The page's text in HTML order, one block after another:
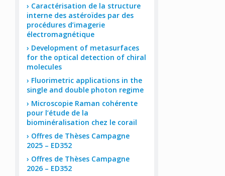
Caractérisation de la structure
interne des astéroïdes par des
procédures d’imagerie
électromagnétique
Development of metasurfaces
for the optical detection of chiral
molecules
Fluorimetric applications in the
single and double photon regime
Microscopie Raman cohérente
pour l’étude de la
biominéralisation chez le corail
Offres de Thèses Campagne
2025 – ED352
Offres de Thèses Campagne
2026 – ED352